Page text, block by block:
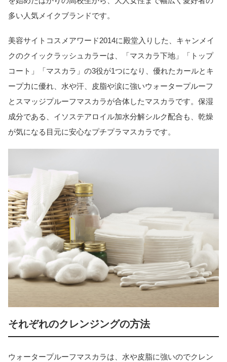
多い人気メイクブランドです。
美容サイトコスメアワード2014に殿堂入りした、キャンメイ
クのクイックラッシュカラーは、「マスカラ下地」「トップ
コート」「マスカラ」の3役が1つになり、優れたカールとキ
ープ力に優れ、水や汗、皮脂や涙に強いウォータープルーフ
とスマッジプルーフマスカラが合体したマスカラです。保湿
成分である、イソステアロイル加水分解シルク配合も、乾燥
が気になる目元に安心なプチプラマスカラです。
それぞれのクレンジングの方法
ウォータープルーフマスカラは、水や皮脂に強いのでクレン